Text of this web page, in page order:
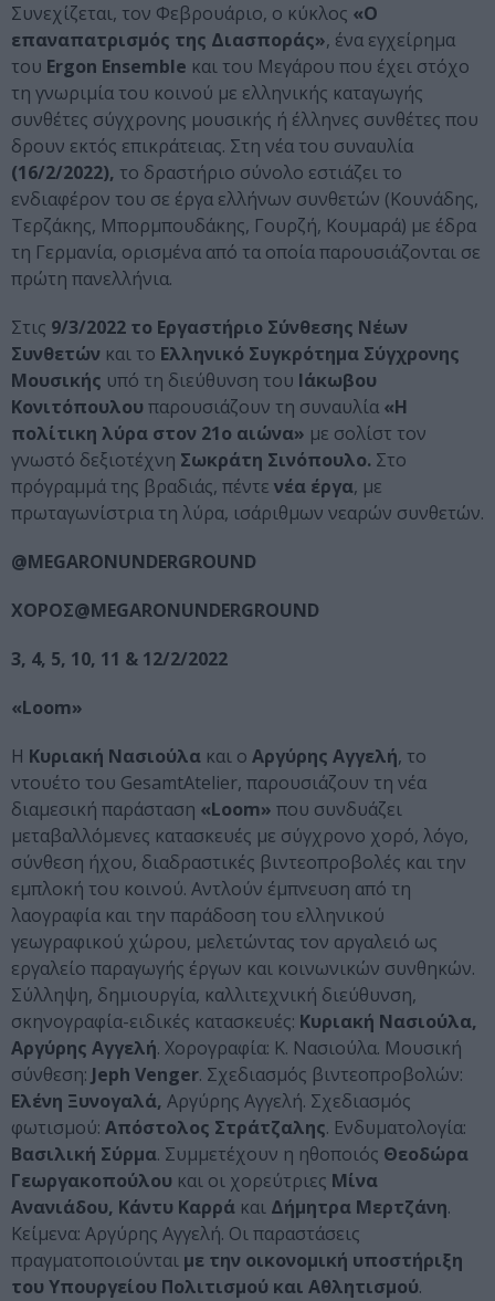
Συνεχίζεται, τον Φεβρουάριο, ο κύκλος «Ο
επαναπατρισμός της Διασποράς», ένα εγχείρημα
του Ergon Ensemble και του Μεγάρου που έχει στόχο
τη γνωριμία του κοινού με ελληνικής καταγωγής
συνθέτες σύγχρονης μουσικής ή έλληνες συνθέτες που
δρουν εκτός επικράτειας. Στη νέα του συναυλία
(16/2/2022), το δραστήριο σύνολο εστιάζει το
ενδιαφέρον του σε έργα ελλήνων συνθετών (Κουνάδης,
Τερζάκης, Μπορμπουδάκης, Γουρζή, Κουμαρά) με έδρα
τη Γερμανία, ορισμένα από τα οποία παρουσιάζονται σε
πρώτη πανελλήνια.
Στις 9/3/2022 το Εργαστήριο Σύνθεσης Νέων
Συνθετών και το Ελληνικό Συγκρότημα Σύγχρονης
Μουσικής υπό τη διεύθυνση του Ιάκωβου
Κονιτόπουλου παρουσιάζουν τη συναυλία «Η
πολίτικη λύρα στον 21ο αιώνα» με σολίστ τον
γνωστό δεξιοτέχνη Σωκράτη Σινόπουλο. Στο
πρόγραμμά της βραδιάς, πέντε νέα έργα, με
πρωταγωνίστρια τη λύρα, ισάριθμων νεαρών συνθετών.
@ΜΕGARONUNDERGROUND
ΧΟΡΟΣ@MEGARONUNDERGROUND
3, 4, 5, 10, 11 & 12/2/2022
«Loom»
Η Κυριακή Νασιούλα και ο Αργύρης Αγγελή, το
ντουέτο του GesamtAtelier, παρουσιάζουν τη νέα
διαμεσική παράσταση «Loom» που συνδυάζει
μεταβαλλόμενες κατασκευές με σύγχρονο χορό, λόγο,
σύνθεση ήχου, διαδραστικές βιντεοπροβολές και την
εμπλοκή του κοινού. Αντλούν έμπνευση από τη
λαογραφία και την παράδοση του ελληνικού
γεωγραφικού χώρου, μελετώντας τον αργαλειό ως
εργαλείο παραγωγής έργων και κοινωνικών συνθηκών.
Σύλληψη, δημιουργία, καλλιτεχνική διεύθυνση,
σκηνογραφία-ειδικές κατασκευές: Κυριακή Νασιούλα,
Αργύρης Αγγελή. Χορογραφία: Κ. Νασιούλα. Μουσική
σύνθεση: Jeph Venger. Σχεδιασμός βιντεοπροβολών:
Ελένη Ξυνογαλά, Αργύρης Αγγελή. Σχεδιασμός
φωτισμού: Απόστολος Στράτζαλης. Ενδυματολογία:
Βασιλική Σύρμα. Συμμετέχουν η ηθοποιός Θεοδώρα
Γεωργακοπούλου και οι χορεύτριες Μίνα
Ανανιάδου, Κάντυ Καρρά και Δήμητρα Μερτζάνη.
Κείμενα: Αργύρης Αγγελή. Οι παραστάσεις
πραγματοποιούνται με την οικονομική υποστήριξη
του Υπουργείου Πολιτισμού και Αθλητισμού.